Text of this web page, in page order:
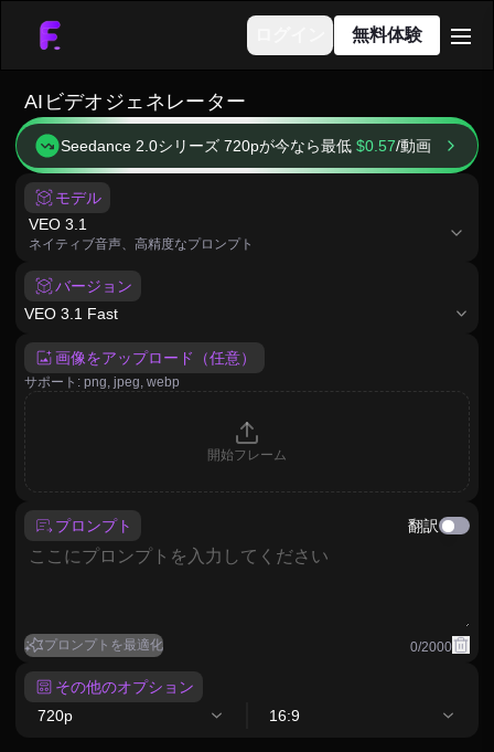
無料体験
AIビデオジェネレーター
Seedance 2.0シリーズ 720pが今なら最低 $0.57/動画
モデル
model
VEO 3.1
ネイティブ音声、高精度なプロンプト
バージョン
VEO 3.1 Fast
画像をアップロード（任意）
サポート: png, jpeg, webp
開始フレーム
プロンプト 翻訳
プロンプトを最適化 0/2000
その他のオプション
720p
16:9